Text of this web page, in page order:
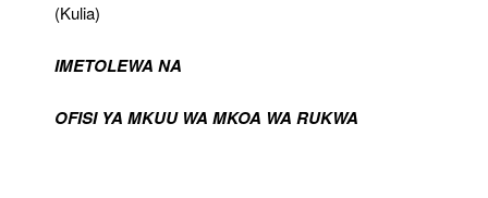
(Kulia)
IMETOLEWA NA
OFISI YA MKUU WA MKOA WA RUKWA